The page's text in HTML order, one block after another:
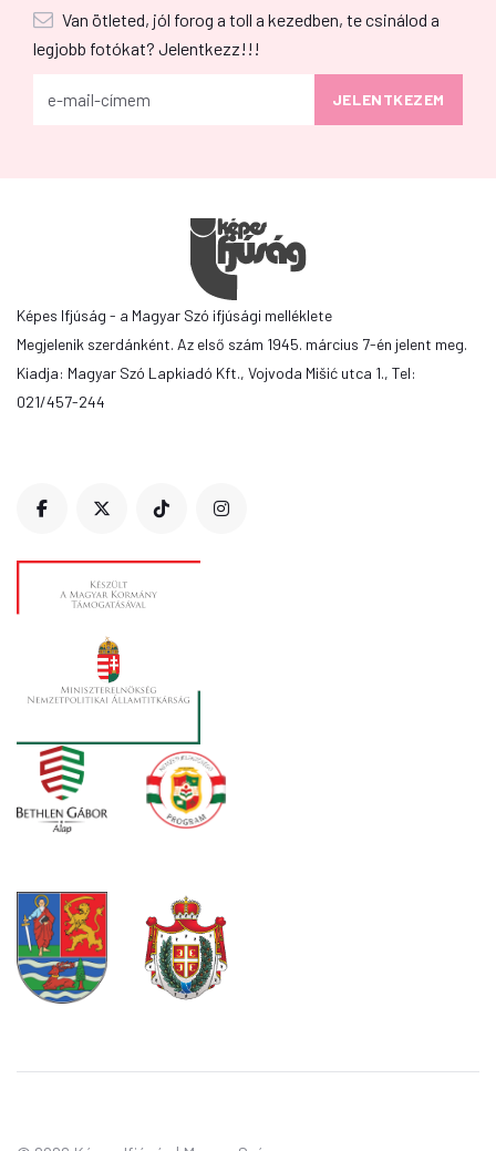
Van ötleted, jól forog a toll a kezedben, te csinálod a
legjobb fotókat? Jelentkezz!!!
Képes Ifjúság - a Magyar Szó ifjúsági melléklete
Megjelenik szerdánként. Az első szám 1945. március 7-én jelent meg.
Kiadja: Magyar Szó Lapkiadó Kft., Vojvoda Mišić utca 1., Tel:
021/457-244